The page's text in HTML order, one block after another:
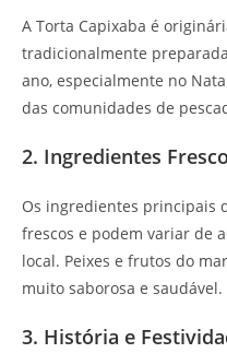
A Torta Capixaba é
tradicionalmente
ano, especialmente no
das comunidades de
2. Ingredientes
Os ingredientes principais
frescos e podem variar de
local. Peixes e frutos do
muito saborosa e saudável.
3. História e